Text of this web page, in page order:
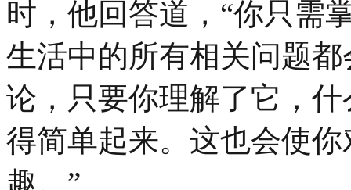
时，他回答道，“你只需
生活中的所有相关问题
论，只要你理解了它，
得简单起来。这也会使
趣。”